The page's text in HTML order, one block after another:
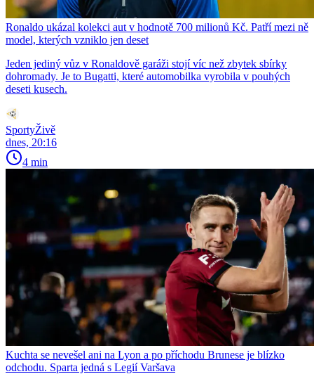
Ronaldo ukázal kolekci aut v hodnotě 700 milionů Kč. Patří mezi ně
model, kterých vzniklo jen deset
Jeden jediný vůz v Ronaldově garáži stojí víc než zbytek sbírky
dohromady. Je to Bugatti, které automobilka vyrobila v pouhých
deseti kusech.
SportyŽivě
dnes, 20:16
4 min
Kuchta se nevešel ani na Lyon a po příchodu Brunese je blízko
odchodu. Sparta jedná s Legií Varšava